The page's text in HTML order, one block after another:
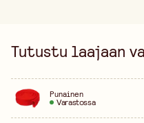
Tutustu laajaan
Punainen
Varastossa